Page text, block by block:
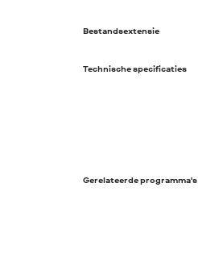
Bestandsextensie
Technische specificaties
Gerelateerde programma's